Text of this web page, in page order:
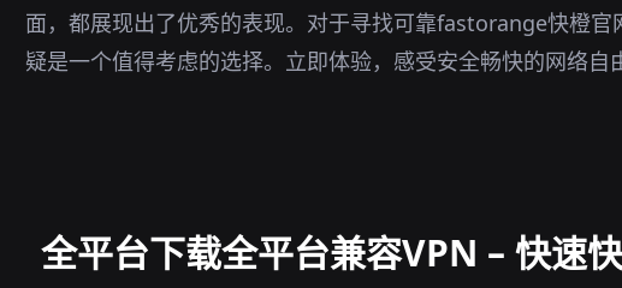
面，都展现出了优秀的表现。对于寻找可靠fastorange快橙
疑是一个值得考虑的选择。立即体验，感受安全畅快的网络自
全平台下载全平台兼容VPN – 快速